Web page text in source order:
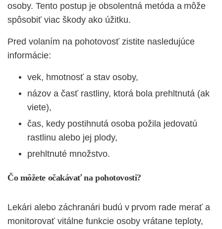
osoby. Tento postup je obsolentná metóda a môže
spôsobiť viac škody ako úžitku.
Pred volaním na pohotovosť zistite nasledujúce
informácie:
vek, hmotnosť a stav osoby,
názov a časť rastliny, ktorá bola prehltnutá (ak
viete),
čas, kedy postihnutá osoba požila jedovatú
rastlinu alebo jej plody,
prehltnuté množstvo.
Čo môžete očakávať na pohotovosti?
Lekári alebo záchranári budú v prvom rade merať a
monitorovať vitálne funkcie osoby vrátane teploty,